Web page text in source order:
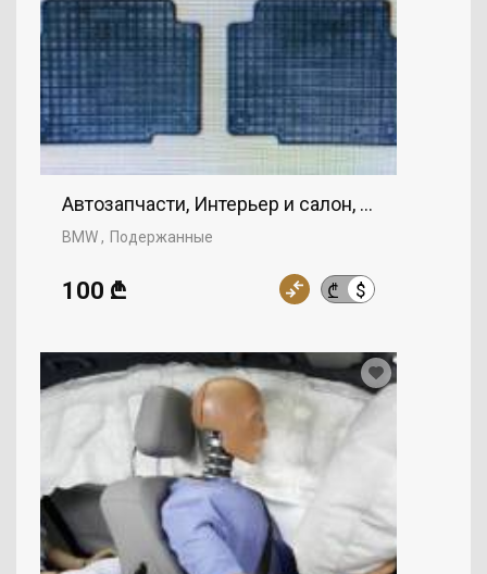
Автозапчасти, Интерьер и салон, BMW
BMW Подержанные
₾ $
100 ₾